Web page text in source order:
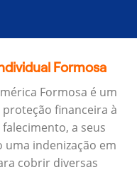
Formosa
Formosa é um
financeira à
a seus
uma indenização em
cobrir diversas